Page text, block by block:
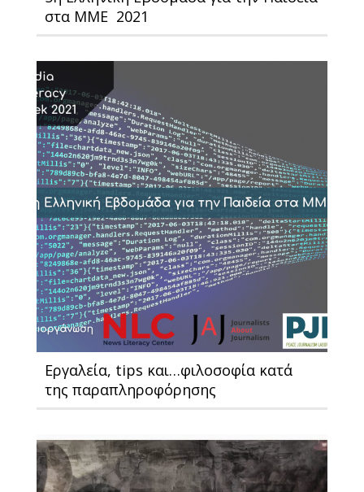
στα ΜΜΕ 2021
Εργαλεία, tips και…φιλοσοφία κατά
της παραπληροφόρησης